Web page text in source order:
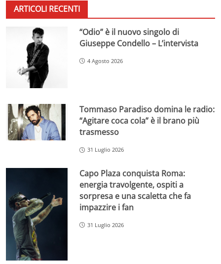
ARTICOLI RECENTI
“Odio” è il nuovo singolo di
Giuseppe Condello – L’intervista
4 Agosto 2026
Tommaso Paradiso domina le radio:
“Agitare coca cola” è il brano più
trasmesso
31 Luglio 2026
Capo Plaza conquista Roma:
energia travolgente, ospiti a
sorpresa e una scaletta che fa
impazzire i fan
31 Luglio 2026